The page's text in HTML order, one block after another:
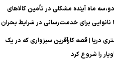
ماه آینده مشکلی در تأمین کالا‌های
در ۵۰۰ کیلومتری دریا | قصه کارآفرین سبزواری که در یک
را شروع کرد